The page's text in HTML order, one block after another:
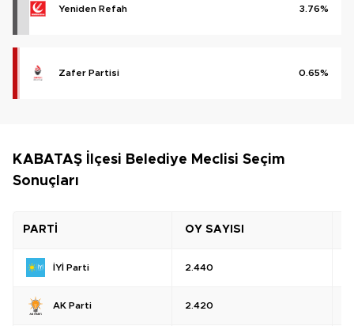
Yeniden Refah 3.76%
Zafer Partisi 0.65%
KABATAŞ İlçesi Belediye Meclisi Seçim
Sonuçları
PARTİ OY SAYISI
İYİ Parti 2.440
AK Parti 2.420